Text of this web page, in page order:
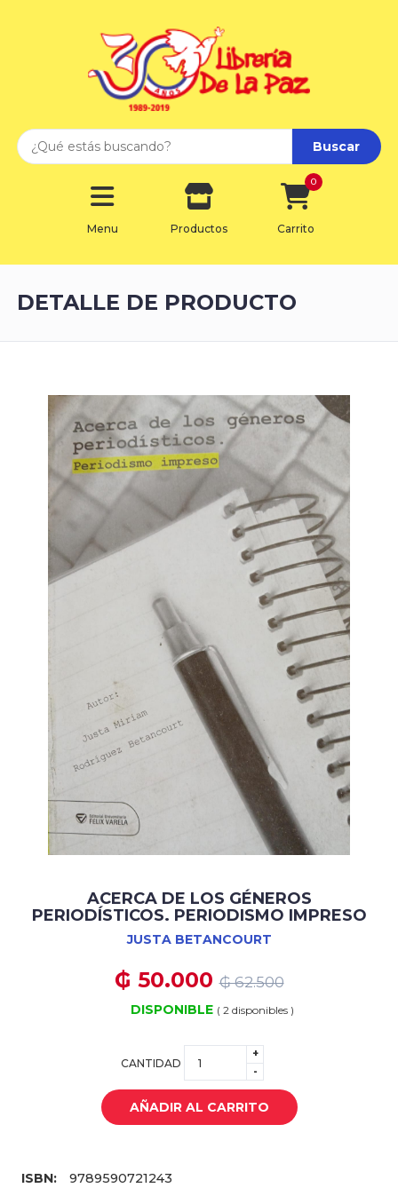
Buscar
Menu Productos Carrito
0
DETALLE DE PRODUCTO
ACERCA DE LOS GÉNEROS
PERIODÍSTICOS. PERIODISMO IMPRESO
JUSTA BETANCOURT
₲ 50.000₲ 62.500
DISPONIBLE ( 2 disponibles )
CANTIDAD
+
-
AÑADIR AL CARRITO
ISBN:
9789590721243